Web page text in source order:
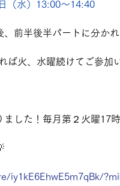
（水）13:00～14:40
前半後半パートに分か
ば火、水曜続けてご参加
ました！毎月第２火曜17
iy1kE6EhwE5m7qBk/